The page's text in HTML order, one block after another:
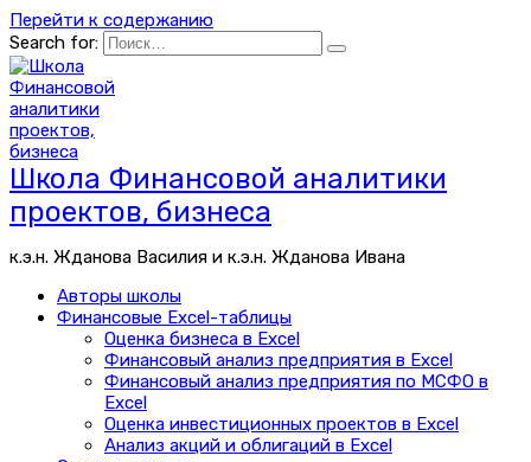
Перейти к содержанию
Search for:
Школа Финансовой аналитики
проектов, бизнеса
к.э.н. Жданова Василия и к.э.н. Жданова Ивана
Авторы школы
Финансовые Excel-таблицы
Оценка бизнеса в Excel
Финансовый анализ предприятия в Excel
Финансовый анализ предприятия по МСФО в
Excel
Оценка инвестиционных проектов в Excel
Анализ акций и облигаций в Excel